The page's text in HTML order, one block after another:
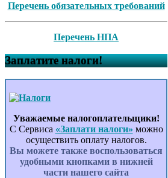
Перечень обязательных требований
Перечень НПА
Заплатите налоги!
Уважаемые налогоплательщики!
С Сервиса «Заплати налоги» можно
осуществить оплату налогов.
Вы можете также воспользоваться
удобными кнопками в нижней
части нашего сайта